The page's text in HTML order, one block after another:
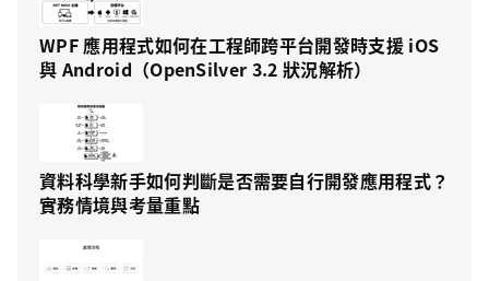
WPF 應用程式如何在工程師跨平台開發時支援 iOS
與 Android（OpenSilver 3.2 狀況解析）
資料科學新手如何判斷是否需要自行開發應用程式？
實務情境與考量重點